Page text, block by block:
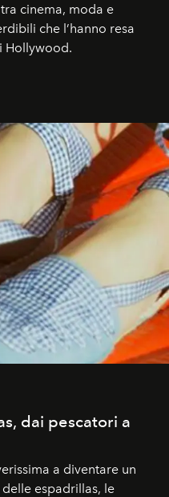
cinema, moda e
che l’hanno resa
Hollywood.
dai pescatori a
a diventare un
espadrillas, le